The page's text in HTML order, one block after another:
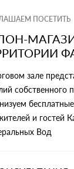
ПОСЕТИТЬ
зале
собственного
и гостей
Вод